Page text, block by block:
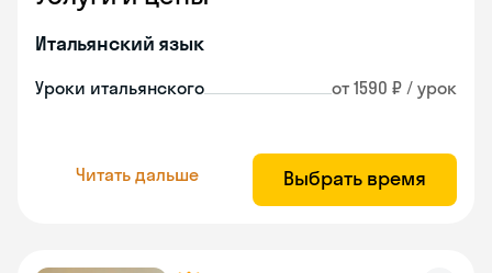
Итальянский язык
Уроки итальянского от 1590 ₽ / урок
Читать дальше Выбрать время